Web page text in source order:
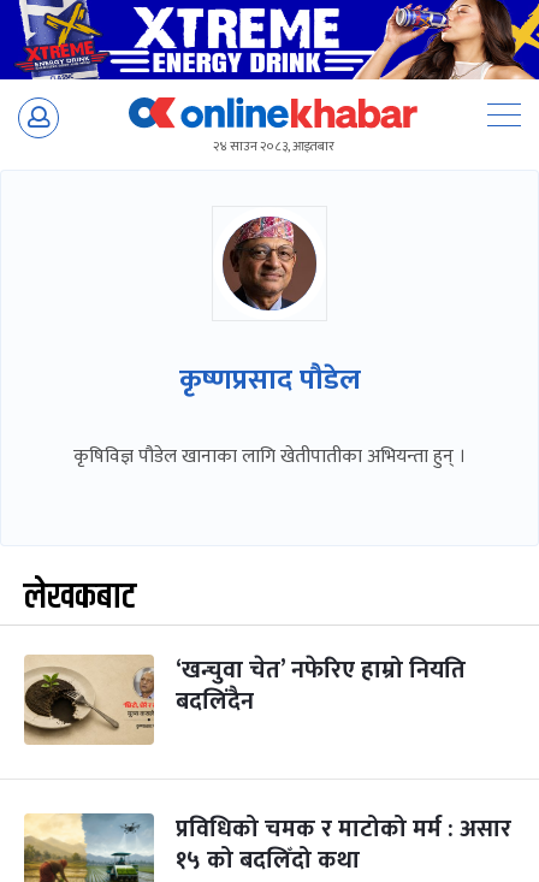
Skip
२४ साउन २०८३, आइतबार
कृष्णप्रसाद पौडेल
कृषिविज्ञ पौडेल खानाका लागि खेतीपातीका अभियन्ता हुन् ।
लेखकबाट
‘खन्चुवा चेत’ नफेरिए हाम्रो नियति
बदलिंदैन
प्रविधिको चमक र माटोको मर्म : असार
१५ को बदलिँदो कथा